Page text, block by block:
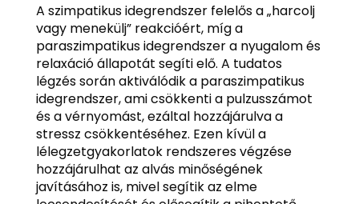
A szimpatikus idegrendszer felelős a „harcolj
vagy menekülj” reakcióért, míg a
paraszimpatikus idegrendszer a nyugalom és
relaxáció állapotát segíti elő. A tudatos
légzés során aktiválódik a paraszimpatikus
idegrendszer, ami csökkenti a pulzusszámot
és a vérnyomást, ezáltal hozzájárulva a
stressz csökkentéséhez. Ezen kívül a
lélegzetgyakorlatok rendszeres végzése
hozzájárulhat az alvás minőségének
javításához is, mivel segítik az elme